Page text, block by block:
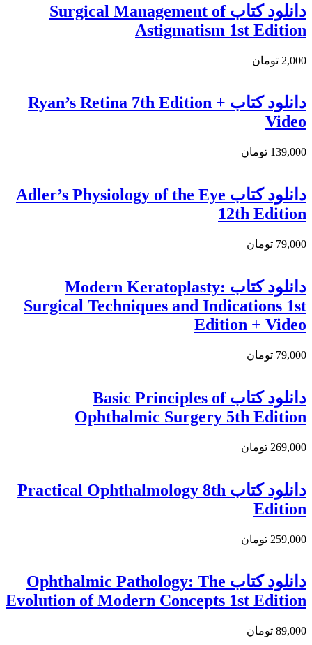
دانلود كتاب Surgical Management of
Astigmatism 1st Edition
2,000 تومان
دانلود كتاب Ryan’s Retina 7th Edition +
Video
139,000 تومان
دانلود کتاب Adler’s Physiology of the Eye
12th Edition
79,000 تومان
دانلود کتاب Modern Keratoplasty:
Surgical Techniques and Indications 1st
Edition + Video
79,000 تومان
دانلود كتاب Basic Principles of
Ophthalmic Surgery 5th Edition
269,000 تومان
دانلود كتاب Practical Ophthalmology 8th
Edition
259,000 تومان
دانلود کتاب Ophthalmic Pathology: The
Evolution of Modern Concepts 1st Edition
89,000 تومان